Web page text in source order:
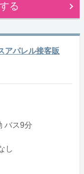
る
アパレル接客販
バス9分
し